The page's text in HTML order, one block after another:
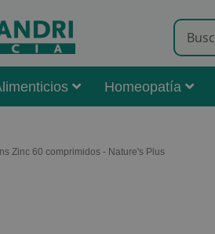
Homeopatía
Zinc 60 comprimidos - Nature's Plus